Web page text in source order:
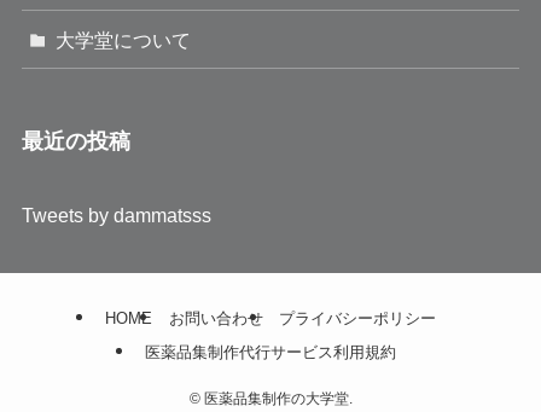
大学堂について
最近の投稿
Tweets by dammatsss
HOME お問い合わせ
プライバシーポリシー
医薬品集制作代行サービス利用規約
©医薬品集制作の大学堂.